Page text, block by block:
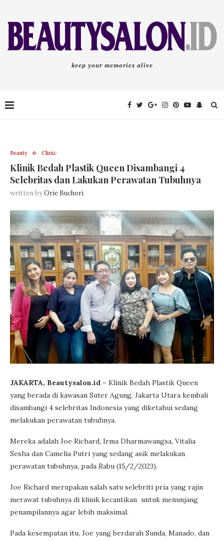
keep your memories alive
Beauty Clinic
Klinik Bedah Plastik Queen Disambangi 4
Selebritas dan Lakukan Perawatan Tubuhnya
written byOrie Buchori
JAKARTA, Beautysalon.id – Klinik Bedah Plastik Queen
yang berada di kawasan Suter Agung, Jakarta Utara kembali
disambangi 4 selebritas Indonesia yang diketahui sedang
melakukan perawatan tubuhnya.
Mereka adalah Joe Richard, Irma Dharmawangsa, Vitalia
Sesha dan Camelia Putri yang sedang asik melakukan
perawatan tubuhnya, pada Rabu (15/2/2023).
Joe Richard merupakan salah satu selebriti pria yang rajin
merawat tubuhnya di klinik kecantikan untuk menunjang
penampilannya agar lebih maksimal.
Pada kesempatan itu, Joe yang berdarah Sunda, Manado, dan